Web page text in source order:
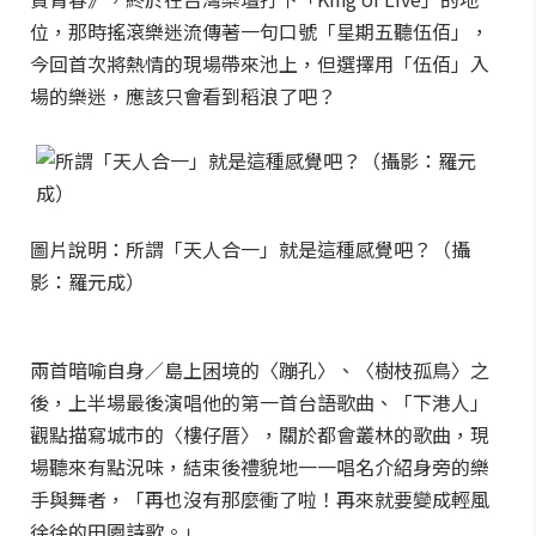
位，那時搖滾樂迷流傳著一句口號「星期五聽伍佰」，
今回首次將熱情的現場帶來池上，但選擇用「伍佰」入
場的樂迷，應該只會看到稻浪了吧？
圖片說明：所謂「天人合一」就是這種感覺吧？（攝
影：羅元成）
兩首暗喻自身／島上困境的〈蹦孔〉、〈樹枝孤鳥〉之
後，上半場最後演唱他的第一首台語歌曲、「下港人」
觀點描寫城市的〈樓仔厝〉，關於都會叢林的歌曲，現
場聽來有點況味，結束後禮貌地一一唱名介紹身旁的樂
手與舞者，「再也沒有那麼衝了啦！再來就要變成輕風